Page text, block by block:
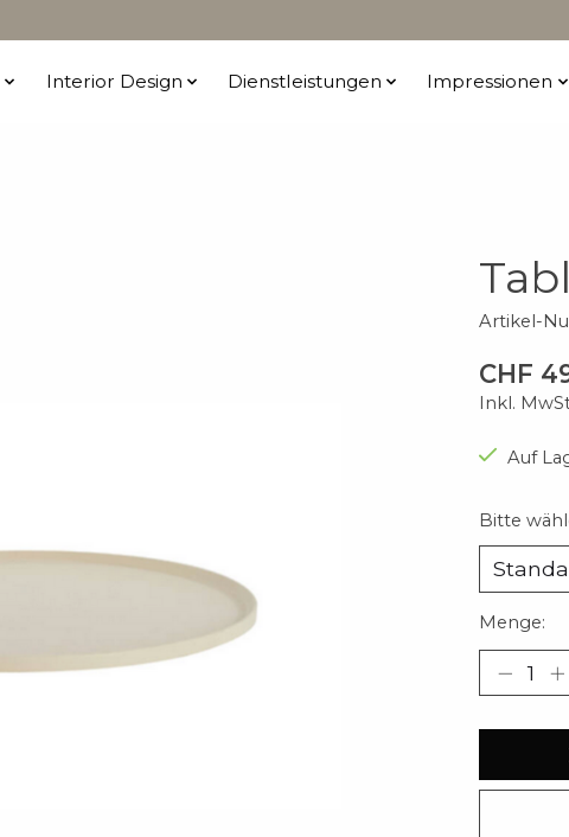
Interior Design Dienstleistungen Impressionen
Artikel-
CHF
Inkl.
Auf
Bitte
Menge: